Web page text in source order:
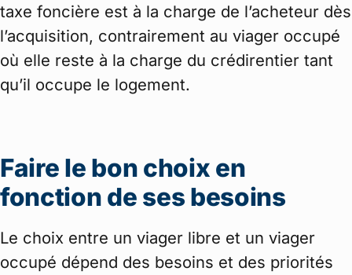
taxe foncière est à la charge de l’acheteur dès
l’acquisition, contrairement au viager occupé
où elle reste à la charge du crédirentier tant
qu’il occupe le logement.
Faire le bon choix en
fonction de ses besoins
Le choix entre un viager libre et un viager
occupé dépend des besoins et des priorités